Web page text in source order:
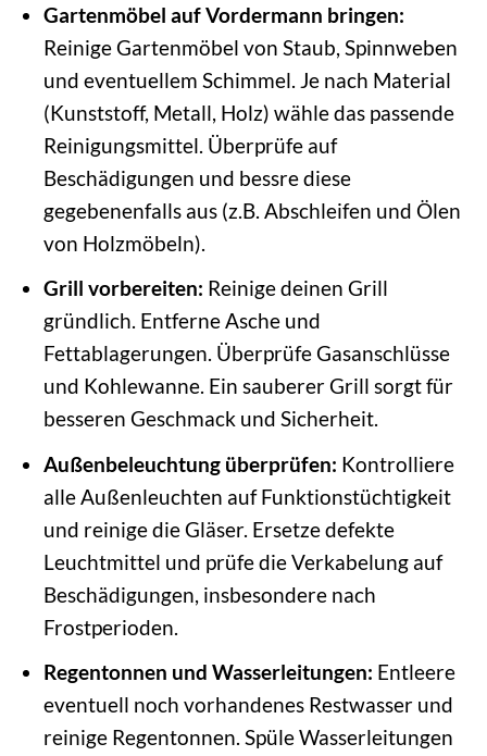
Gartenmöbel auf Vordermann bringen:
Reinige Gartenmöbel von Staub, Spinnweben
und eventuellem Schimmel. Je nach Material
(Kunststoff, Metall, Holz) wähle das passende
Reinigungsmittel. Überprüfe auf
Beschädigungen und bessre diese
gegebenenfalls aus (z.B. Abschleifen und Ölen
von Holzmöbeln).
Grill vorbereiten: Reinige deinen Grill
gründlich. Entferne Asche und
Fettablagerungen. Überprüfe Gasanschlüsse
und Kohlewanne. Ein sauberer Grill sorgt für
besseren Geschmack und Sicherheit.
Außenbeleuchtung überprüfen: Kontrolliere
alle Außenleuchten auf Funktionstüchtigkeit
und reinige die Gläser. Ersetze defekte
Leuchtmittel und prüfe die Verkabelung auf
Beschädigungen, insbesondere nach
Frostperioden.
Regentonnen und Wasserleitungen: Entleere
eventuell noch vorhandenes Restwasser und
reinige Regentonnen. Spüle Wasserleitungen